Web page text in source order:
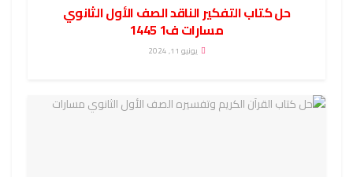
حل كتاب التفكير الناقد الصف الأول الثانوي
مسارات ف1 1445
يونيو 11, 2024